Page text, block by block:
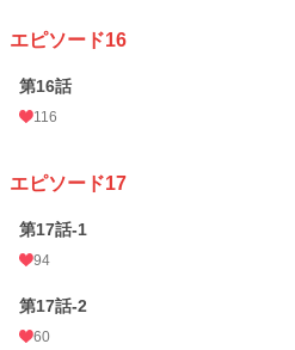
エピソード16
第16話
116
エピソード17
第17話-1
94
第17話-2
60